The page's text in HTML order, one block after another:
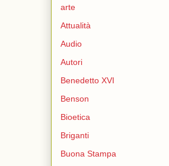
arte
Attualità
Audio
Autori
Benedetto XVI
Benson
Bioetica
Briganti
Buona Stampa